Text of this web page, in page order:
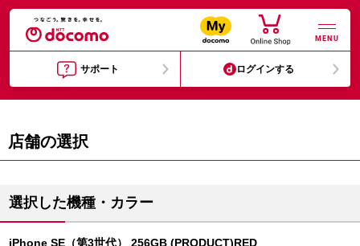
MENU
サポート ログインする
店舗の選択
選択した機種・カラー
iPhone SE（第3世代） 256GB (PRODUCT)RED